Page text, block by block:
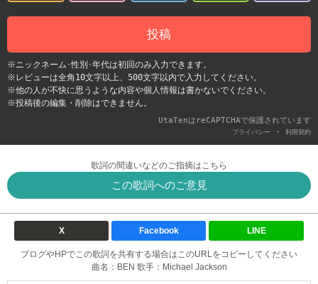
投稿
※ニックネーム･性別･年代は初回のみ入力できます。
※レビューは全角10文字以上、500文字以内で入力してください。
※他の人が不快に思うような内容や個人情報は書かないでください。
※投稿後の編集・削除はできません。
UtaTenはreCAPTCHAで保護されています
プライバシー - 利用契約
歌詞の間違いなどのご指摘はこちら
この歌詞へのご意見
X Facebook LINE
ブログやHPでこの歌詞を共有する場合はこのURLをコピーしてください
曲名：BEN 歌手：Michael Jackson